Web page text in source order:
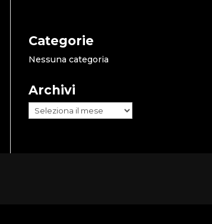
Categorie
Nessuna categoria
Archivi
Archivi